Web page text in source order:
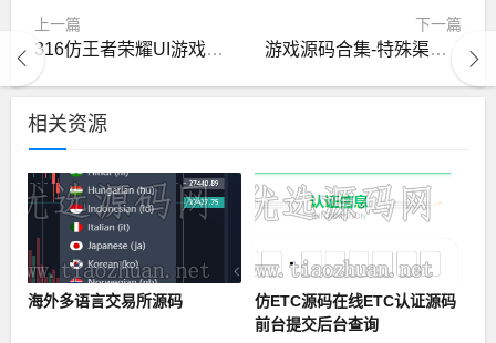
上一篇
316仿王者荣耀UI游戏组件三端带架设视频教程
下一篇
游戏源码合集-特殊渠道打包资源
相关资源
海外多语言交易所源码
仿ETC源码在线ETC认证源码
前台提交后台查询